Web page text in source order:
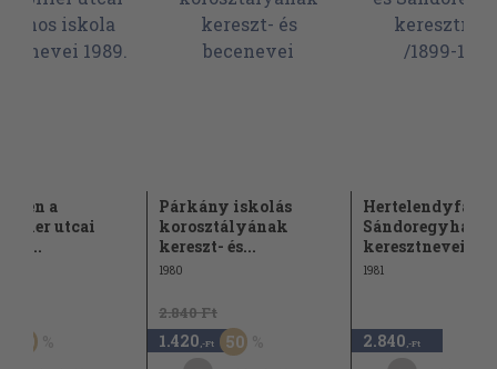
a
utcai
50
Párkány iskolás
korosztályának
kereszt- és...
1980
2.840 Ft
1.420 ,-Ft 50
Hertelendyfalva
Sándoregyháza
keresztnevei...
1981
2.840 ,-Ft